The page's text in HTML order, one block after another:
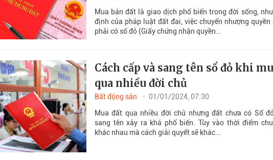
Mua bán đất là giao dịch phổ biến trong đời sống,
định của pháp luật đất đai, việc chuyển nhượng quyền
phải có sổ đỏ (Giấy chứng nhận quyền...
Cách cấp và sang tên sổ đỏ khi
qua nhiều đời chủ
Bất động sản
01/01/2024, 07:30
Mua đất qua nhiều đời chủ nhưng đất chưa có Sổ
sang tên xảy ra khá phổ biến. Tùy vào thời điểm
khác nhau mà cách giải quyết sẽ khác...